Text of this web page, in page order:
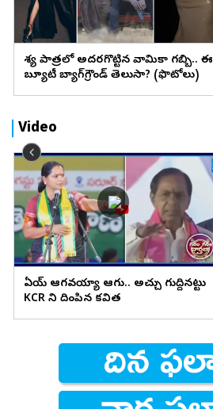
వేశ్య పాత్రలో అదరగొట్టిన వామికా గబ్బి.. ఈ
బ్యూటీ బ్యాగ్‌గ్రౌండ్‌ తెలుసా? (ఫొటోలు)
Video
ఏయ్ ఆగవయ్యా ఆగు.. అచ్చు గుద్దినట్టు
KCR ని దింపిన కవిత